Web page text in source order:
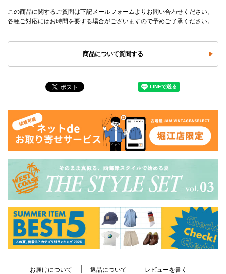
この商品に関するご質問は下記メールフォームよりお問い合わせください。
各種ご対応にはお時間を要する場合がございますので予めご了承ください。
商品について質問する
お届けについて 返品について レビューを書く